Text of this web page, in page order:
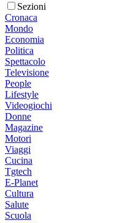
Sezioni
Cronaca
Mondo
Economia
Politica
Spettacolo
Televisione
People
Lifestyle
Videogiochi
Donne
Magazine
Motori
Viaggi
Cucina
Tgtech
E-Planet
Cultura
Salute
Scuola